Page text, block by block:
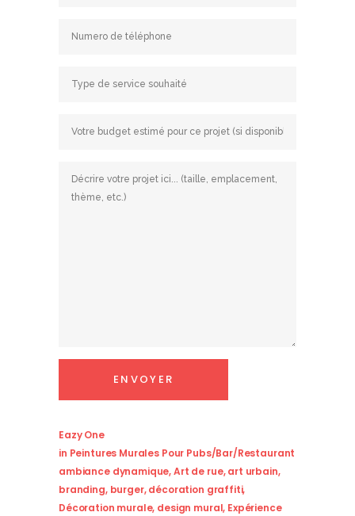
Eazy One
in Peintures Murales Pour Pubs/bar/restaurant
ambiance dynamique,Art de rue,art urbain,
branding, burger,décoration graffiti,
Décoration murale, design mural, Expérience